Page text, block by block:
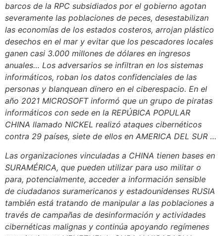
barcos de la RPC subsidiados por el gobierno agotan
severamente las poblaciones de peces, desestabilizan
las economías de los estados costeros, arrojan plástico
desechos en el mar y evitar que los pescadores locales
ganen casi 3.000 millones de dólares en ingresos
anuales… Los adversarios se infiltran en los sistemas
informáticos, roban los datos confidenciales de las
personas y blanquean dinero en el ciberespacio. En el
año 2021 MICROSOFT informó que un grupo de piratas
informáticos con sede en la REPÚBICA POPULAR
CHINA llamado NICKEL realizó ataques cibernéticos
contra 29 países, siete de ellos en AMERICA DEL SUR …
Las organizaciones vinculadas a CHINA tienen bases en
SURAMÉRICA, que pueden utilizar para uso militar o
para, potencialmente, acceder a información sensible
de ciudadanos suramericanos y estadounidenses RUSIA
también está tratando de manipular a las poblaciones a
través de campañas de desinformación y actividades
cibernéticas malignas y continúa apoyando regímenes